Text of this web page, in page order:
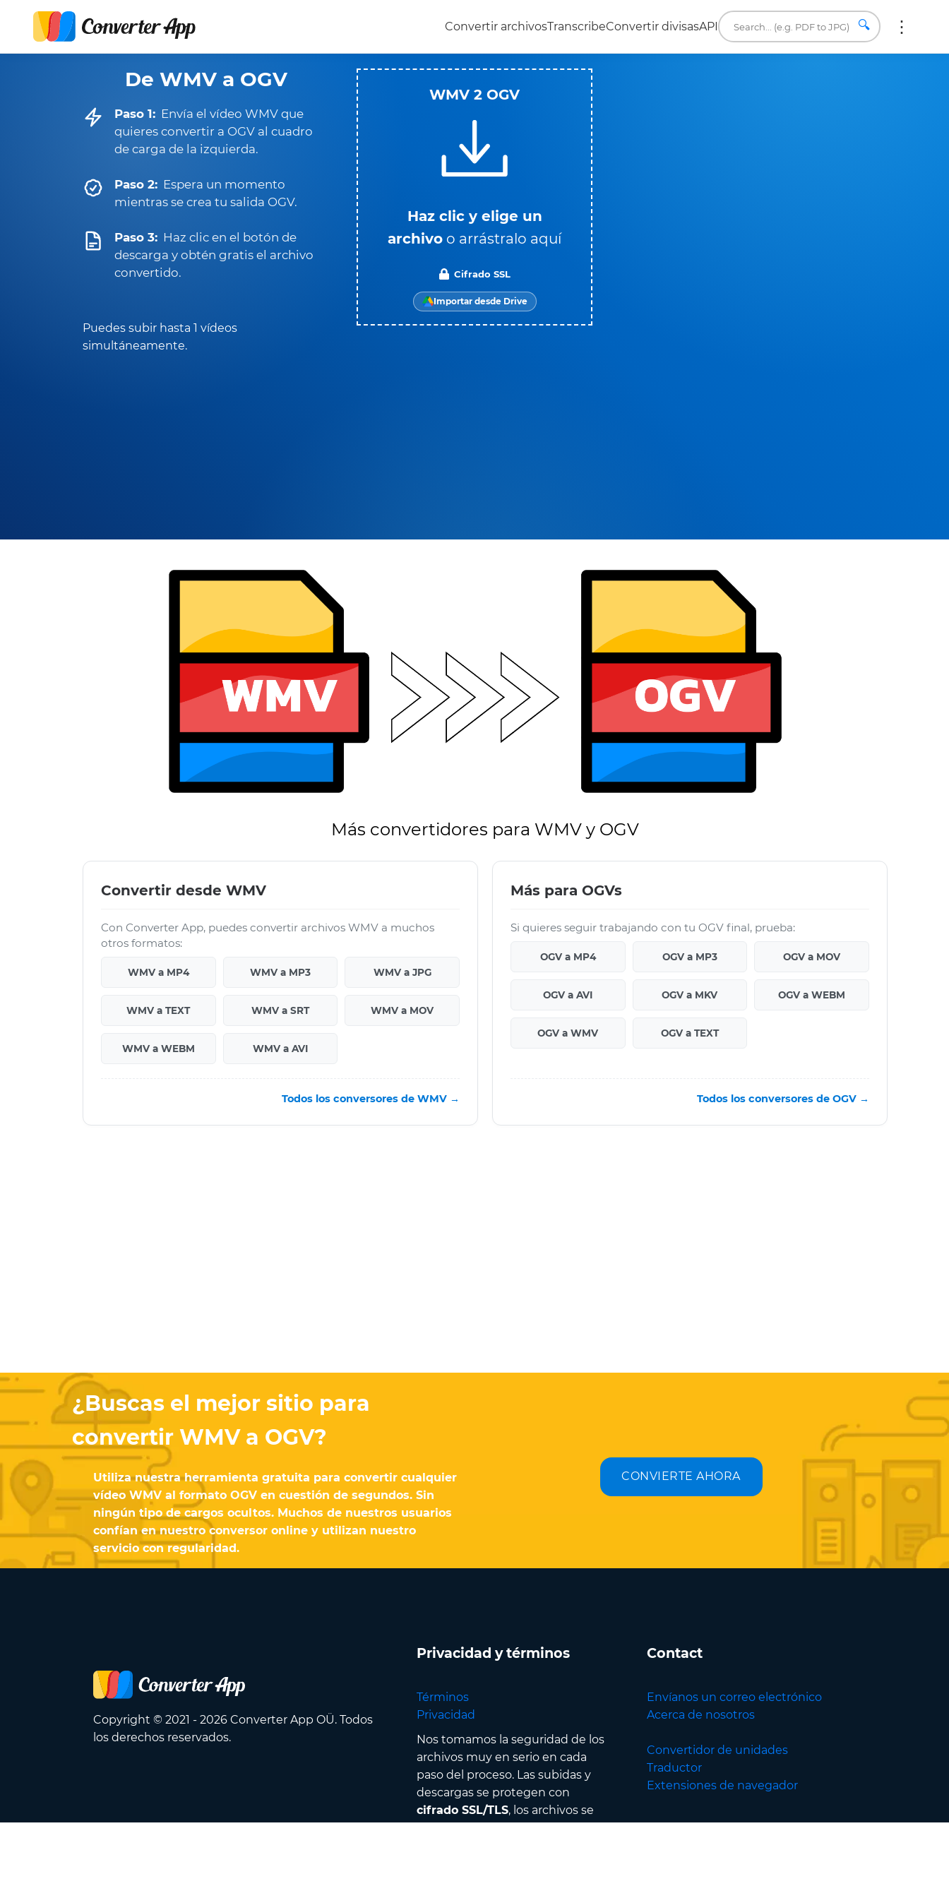
Convertir archivosTranscribeConvertir divisasAPI 🔍
De WMV a OGV
Paso 1: Envía el vídeo WMV que
quieres convertir a OGV al cuadro
de carga de la izquierda.
Paso 2: Espera un momento
mientras se crea tu salida OGV.
Paso 3: Haz clic en el botón de
descarga y obtén gratis el archivo
convertido.
Puedes subir hasta 1 vídeos
simultáneamente.
WMV 2 OGV
Haz clic y elige un
archivo o arrástralo aquí
Cifrado SSL
Importar desde Drive
Más convertidores para WMV y OGV
Convertir desde WMV
Con Converter App, puedes convertir archivos WMV a muchos
otros formatos:
WMV a MP4 WMV a MP3 WMV a JPG
WMV a TEXT WMV a SRT WMV a MOV
WMV a WEBM WMV a AVI
Todos los conversores de WMV →
Más para OGVs
Si quieres seguir trabajando con tu OGV final, prueba:
OGV a MP4 OGV a MP3 OGV a MOV
OGV a AVI OGV a MKV OGV a WEBM
OGV a WMV OGV a TEXT
Todos los conversores de OGV →
¿Buscas el mejor sitio para
convertir WMV a OGV?
Utiliza nuestra herramienta gratuita para convertir cualquier
vídeo WMV al formato OGV en cuestión de segundos. Sin
ningún tipo de cargos ocultos. Muchos de nuestros usuarios
confían en nuestro conversor online y utilizan nuestro
servicio con regularidad.
CONVIERTE AHORA
Copyright © 2021 - 2026 Converter App OÜ. Todos
los derechos reservados.
Privacidad y términos
Términos
Privacidad
Nos tomamos la seguridad de los
archivos muy en serio en cada
paso del proceso. Las subidas y
descargas se protegen con
cifrado SSL/TLS, los archivos se
Contact
Envíanos un correo electrónico
Acerca de nosotros
Convertidor de unidades
Traductor
Extensiones de navegador